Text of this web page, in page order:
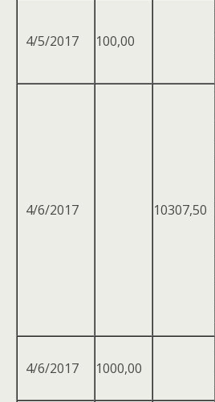
4/5/2017 100,00
4/6/2017 10307,50
4/6/2017 1000,00